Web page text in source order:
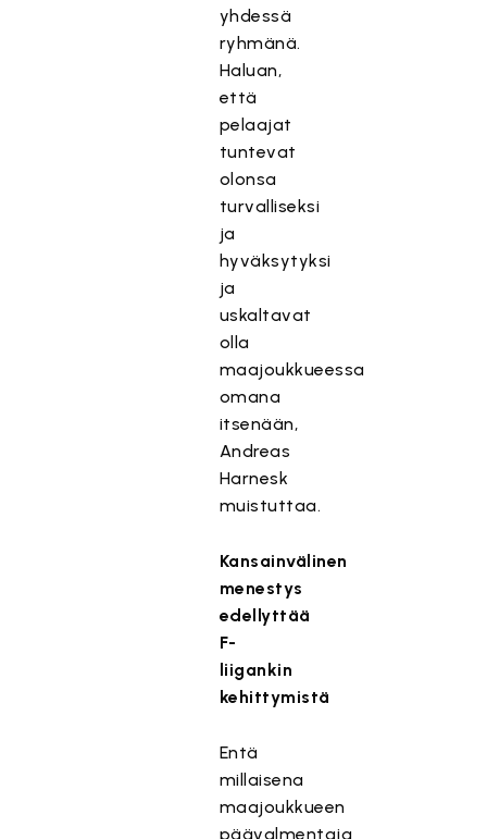
yhdessä
ryhmänä.
Haluan,
että
pelaajat
tuntevat
olonsa
turvalliseksi
ja
hyväksytyksi
ja
uskaltavat
olla
maajoukkueessa
omana
itsenään,
Andreas
Harnesk
muistuttaa.
Kansainvälinen
menestys
edellyttää
F-
liigankin
kehittymistä
Entä
millaisena
maajoukkueen
päävalmentaja